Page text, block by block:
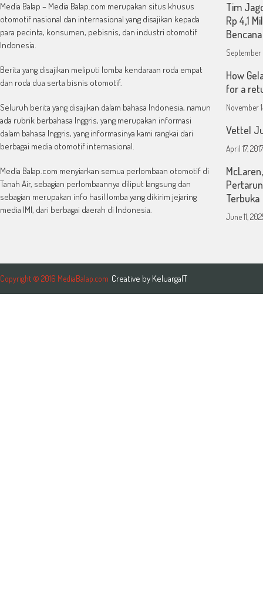
Media Balap – Media Balap.com merupakan situs khusus
otomotif nasional dan internasional yang disajikan kepada
para pecinta, konsumen, pebisnis, dan industri otomotif
Indonesia.
Berita yang disajikan meliputi lomba kendaraan roda empat
dan roda dua serta bisnis otomotif.
Seluruh berita yang disajikan dalam bahasa Indonesia, namun
ada rubrik berbahasa Inggris, yang merupakan informasi
dalam bahasa Inggris, yang informasinya kami rangkai dari
berbagai media otomotif internasional.
Media Balap.com menyiarkan semua perlombaan otomotif di
Tanah Air, sebagian perlombaannya diliput langsung dan
sebagian merupakan info hasil lomba yang dikirim jejaring
media IMI, dari berbagai daerah di Indonesia.
Tim
Rp 4,1
September
How
for a
November
Vettel
April 17,
Terbuka
June 11,
Copyright © 2016 MediaBalap.com Creative by KeluargaIT